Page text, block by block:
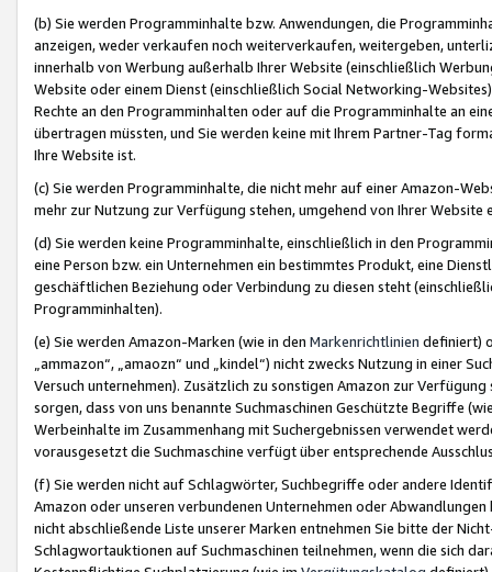
(b) Sie werden Programminhalte bzw. Anwendungen, die
anzeigen, weder verkaufen noch weiterverkaufen, weitergeben,
innerhalb von Werbung außerhalb Ihrer Website (einschließlich
Website oder einem Dienst (einschließlich Social Networking-
Rechte an den Programminhalten oder auf die Programminhalte an
übertragen müssten, und Sie werden keine mit Ihrem Partner-Tag
Ihre Website ist.
(c) Sie werden Programminhalte, die nicht mehr auf einer Amazon-
mehr zur Nutzung zur Verfügung stehen, umgehend von Ihrer
(d) Sie werden keine Programminhalte, einschließlich in den
eine Person bzw. ein Unternehmen ein bestimmtes Produkt, eine
geschäftlichen Beziehung oder Verbindung zu diesen steht
Programminhalten).
(e) Sie werden Amazon-Marken (wie in den Markenrichtlinien definiert)
„ammazon“, „amaozn“ und „kindel“) nicht zwecks Nutzung in einer
Versuch unternehmen). Zusätzlich zu sonstigen Amazon zur
sorgen, dass von uns benannte Suchmaschinen Geschützte Begriffe
Werbeinhalte im Zusammenhang mit Suchergebnissen verwendet
vorausgesetzt die Suchmaschine verfügt über entsprechende
(f) Sie werden nicht auf Schlagwörter, Suchbegriffe oder andere
Amazon oder unseren verbundenen Unternehmen oder
nicht abschließende Liste unserer Marken entnehmen Sie bitte der
Schlagwortauktionen auf Suchmaschinen teilnehmen, wenn die sich